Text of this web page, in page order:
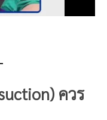
ควร